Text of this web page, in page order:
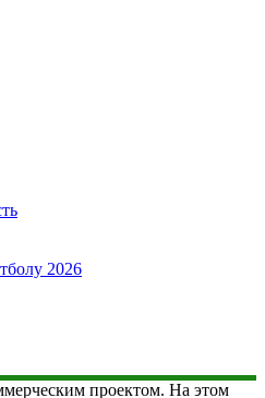
2026
проектом. На этом